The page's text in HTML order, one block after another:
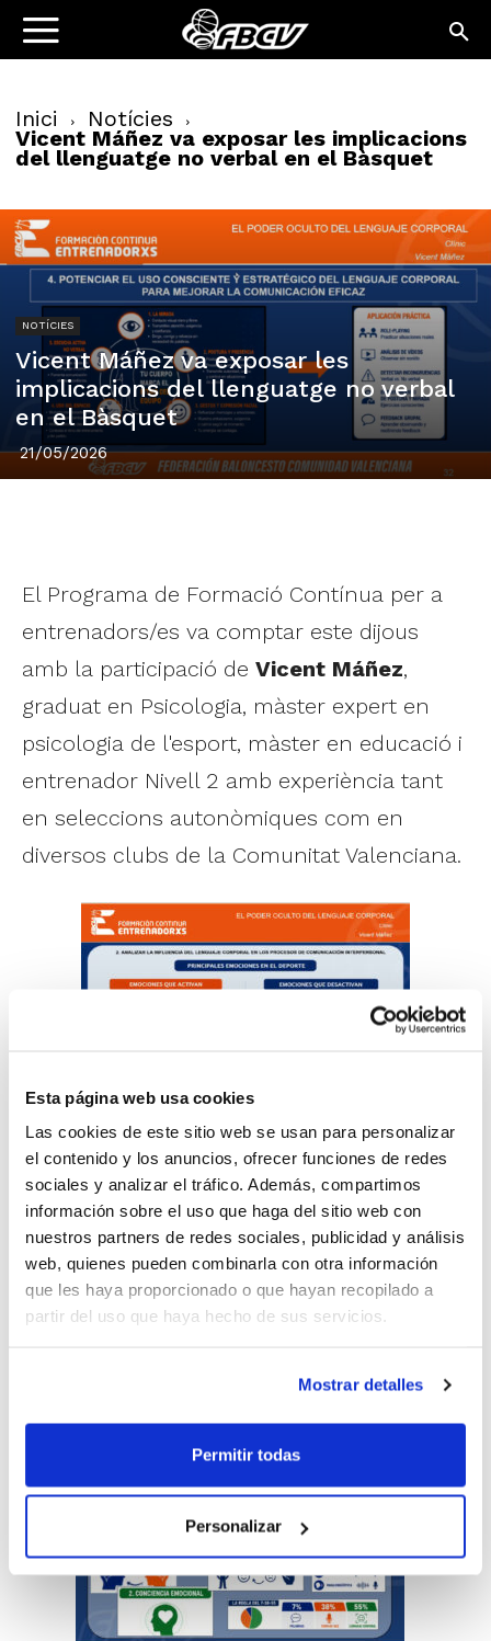
Esta página web usa cookies
Las cookies de este sitio web se usan para personalizar
el contenido y los anuncios, ofrecer funciones de redes
sociales y analizar el tráfico. Además, compartimos
información sobre el uso que haga del sitio web con
nuestros partners de redes sociales, publicidad y análisis
web, quienes pueden combinarla con otra información
que les haya proporcionado o que hayan recopilado a
partir del uso que haya hecho de sus servicios.
Mostrar detalles
Permitir todas
Personalizar
Inici Notícies
Vicent Máñez va exposar les implicacions
del llenguatge no verbal en el Bàsquet
NOTÍCIES
Vicent Máñez va exposar les
implicacions del llenguatge no verbal
en el Bàsquet
21/05/2026
El Programa de Formació Contínua per a
entrenadors/es va comptar este dijous
amb la participació de Vicent Máñez,
graduat en Psicologia, màster expert en
psicologia de l'esport, màster en educació i
entrenador Nivell 2 amb experiència tant
en seleccions autonòmiques com en
diversos clubs de la Comunitat Valenciana.
De la seua mà, descobrim la importància
que té el llenguatge no verbal, i com
condiciona la dinàmica dels nostres equips
de manera directa, atés que, depenent de
la tonalitat que emprem en la veu, o la
gesticulació que acompanya al nostre
o una altra al missatge que volem
transmetre.